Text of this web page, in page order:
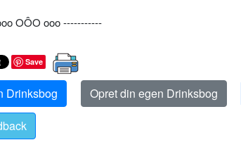
OÔO ooo -----------
Save
Drinksbog Opret din egen Drinksbog